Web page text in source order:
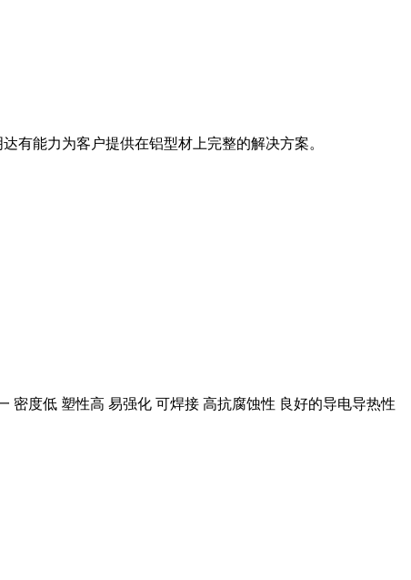
有能力为客户提供在铝型材上完整的解决方案。
密度低 塑性高 易强化 可焊接 高抗腐蚀性 良好的导电导热性